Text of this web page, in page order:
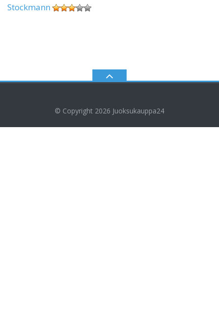
Stockmann
© Copyright 2026 Juoksukauppa24